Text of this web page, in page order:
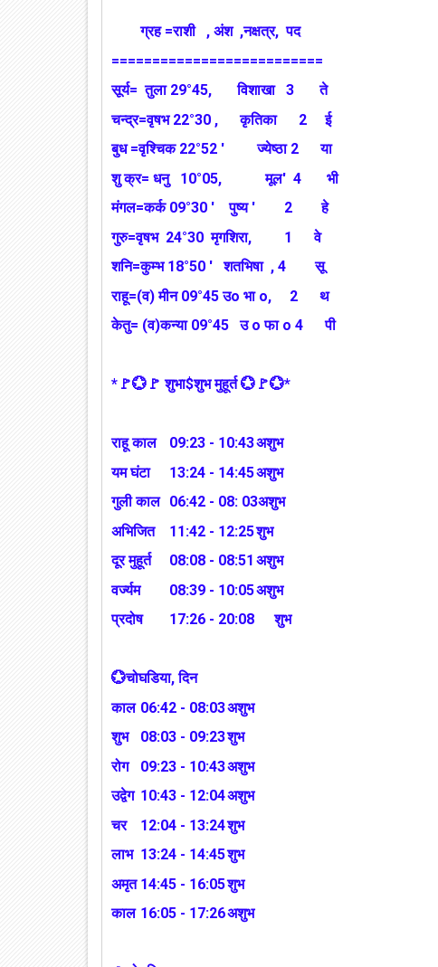
ग्रह =राशी , अंश ,नक्षत्र, पद
==========================
सूर्य= तुला 29°45, विशाखा 3 ते
चन्द्र=वृषभ 22°30 , कृतिका 2 ई
बुध =वृश्चिक 22°52 ' ज्येष्ठा 2 या
शु क्र= धनु 10°05, मूल' 4 भी
मंगल=कर्क 09°30 ' पुष्य ' 2 हे
गुरु=वृषभ 24°30 मृगशिरा, 1 वे
शनि=कुम्भ 18°50 ' शतभिषा , 4 सू
राहू=(व) मीन 09°45 उo भा o, 2 थ
केतु= (व)कन्या 09°45 उ o फा o 4 पी
*🚩💮🚩 शुभा$शुभ मुहूर्त 💮🚩💮*
राहू काल 09:23 - 10:43अशुभ
यम घंटा
13:24 - 14:45अशुभ
गुली काल 06:42 - 08: 03अशुभ
अभिजित
11:42 - 12:25शुभ
दूर मुहूर्त
08:08 - 08:51 अशुभ
वर्ज्यम
08:39 - 10:05अशुभ
प्रदोष
17:26 - 20:08 शुभ
💮चोघडिया, दिन
काल 06:42 - 08:03अशुभ
शुभ
08:03 - 09:23शुभ
रोग
09:23 - 10:43अशुभ
उद्वेग 10:43 - 12:04अशुभ
चर
12:04 - 13:24शुभ
लाभ 13:24 - 14:45शुभ
अमृत 14:45 - 16:05शुभ
काल 16:05 - 17:26अशुभ